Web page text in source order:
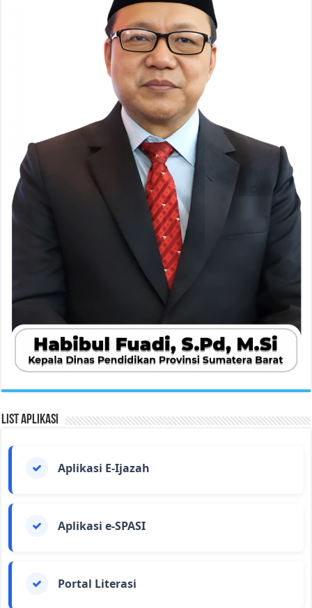
List Aplikasi
Aplikasi E-Ijazah
Aplikasi e-SPASI
Portal Literasi